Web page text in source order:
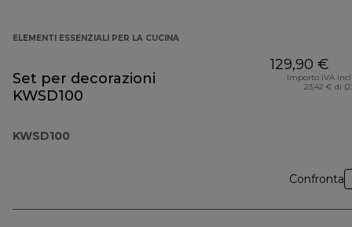
ELEMENTI ESSENZIALI PER LA CUCINA
Set per decorazioni
KWSD100
KWSD100
129,90 €
Importo IVA
23,42 € di
Confronta